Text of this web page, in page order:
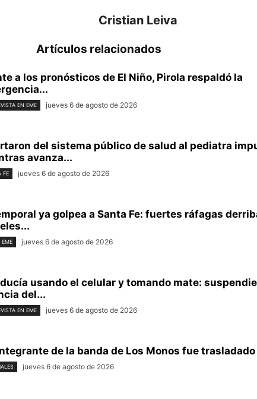
Cristian Leiva
Artículos relacionados
a los pronósticos de El Niño, Pirola respaldó la
EN EME jueves 6 de agosto de 2026
del sistema público de salud al pediatra
avanza...
FE jueves 6 de agosto de 2026
ya golpea a Santa Fe: fuertes ráfagas
EME jueves 6 de agosto de 2026
usando el celular y tomando mate:
del...
EN EME jueves 6 de agosto de 2026
de la banda de Los Monos fue trasladado
jueves 6 de agosto de 2026